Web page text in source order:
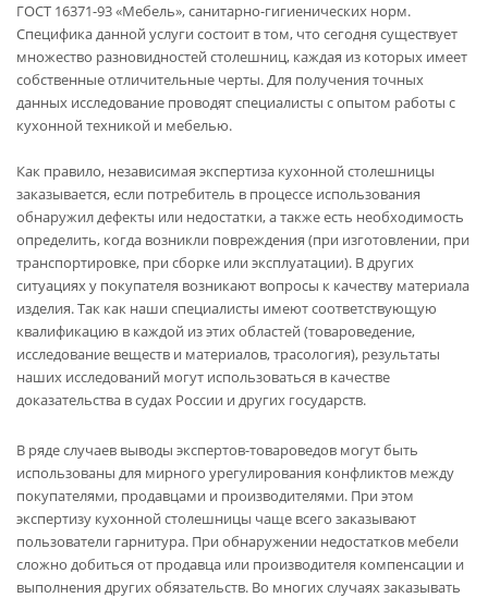
ГОСТ 16371-93 «Мебель», санитарно-гигиенических норм.
Специфика данной услуги состоит в том, что сегодня существует
множество разновидностей столешниц, каждая из которых имеет
собственные отличительные черты. Для получения точных
данных исследование проводят специалисты с опытом работы с
кухонной техникой и мебелью.
Как правило, независимая экспертиза кухонной столешницы
заказывается, если потребитель в процессе использования
обнаружил дефекты или недостатки, а также есть необходимость
определить, когда возникли повреждения (при изготовлении, при
транспортировке, при сборке или эксплуатации). В других
ситуациях у покупателя возникают вопросы к качеству материала
изделия. Так как наши специалисты имеют соответствующую
квалификацию в каждой из этих областей (товароведение,
исследование веществ и материалов, трасология), результаты
наших исследований могут использоваться в качестве
доказательства в судах России и других государств.
В ряде случаев выводы экспертов-товароведов могут быть
использованы для мирного урегулирования конфликтов между
покупателями, продавцами и производителями. При этом
экспертизу кухонной столешницы чаще всего заказывают
пользователи гарнитура. При обнаружении недостатков мебели
сложно добиться от продавца или производителя компенсации и
выполнения других обязательств. Во многих случаях заказывать